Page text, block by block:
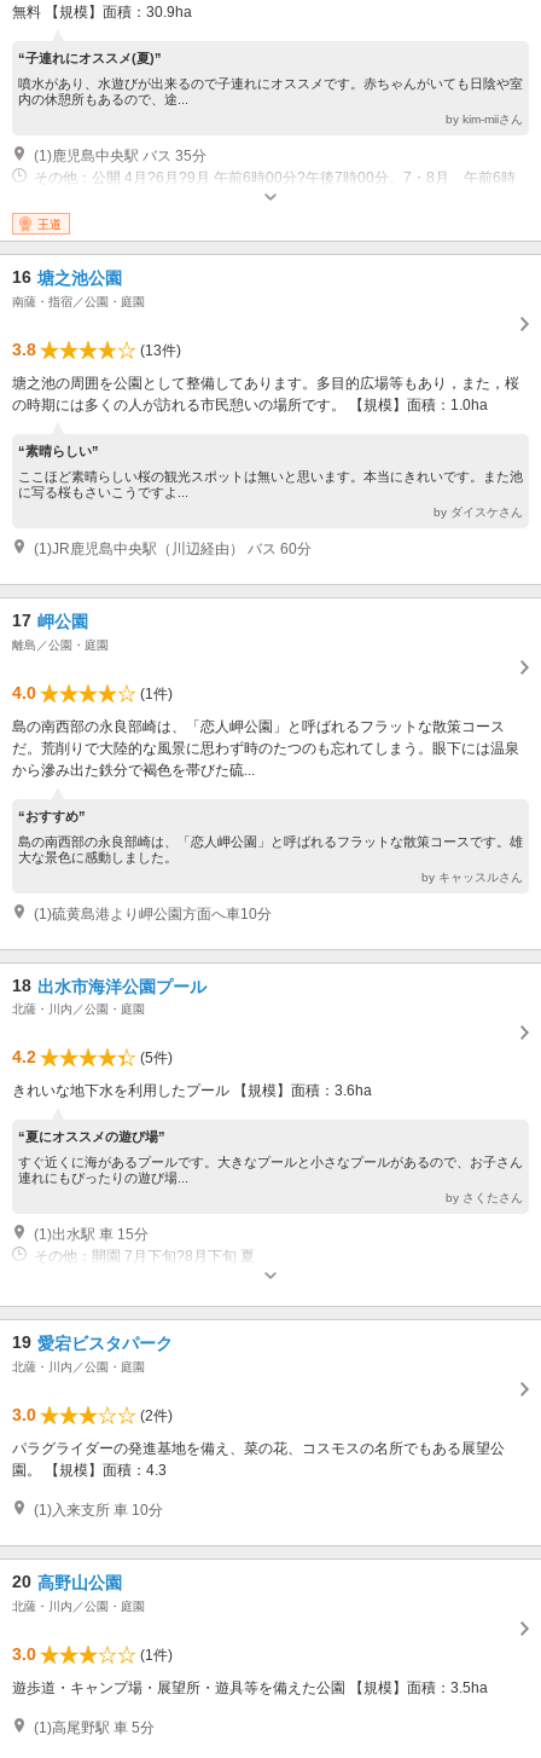
無料 【規模】面積：30.9ha
“子連れにオススメ(夏)”
噴水があり、水遊びが出来るので子連れにオススメです。赤ちゃんがいても日陰や室
内の休憩所もあるので、途...
by kim-miiさん
(1)鹿児島中央駅 バス 35分
その他：公開 4月?6月?9月 午前6時00分?午後7時00分、7・8月 午前6時
00分?午後7時30分、10月 午前6時00分?午後6時00分、11月?2月 午前7時
00分?午後5時00分、3月 午前7時00分?午後6時00分 休業 12月29日?12月
31日
王道
16 塘之池公園
南薩・指宿／公園・庭園
3.8
(13件)
塘之池の周囲を公園として整備してあります。多目的広場等もあり，また，桜
の時期には多くの人が訪れる市民憩いの場所です。 【規模】面積：1.0ha
“素晴らしい”
ここほど素晴らしい桜の観光スポットは無いと思います。本当にきれいです。また池
に写る桜もさいこうですよ...
by ダイスケさん
(1)JR鹿児島中央駅（川辺経由） バス 60分
17 岬公園
離島／公園・庭園
4.0
(1件)
島の南西部の永良部崎は、「恋人岬公園」と呼ばれるフラットな散策コース
だ。荒削りで大陸的な風景に思わず時のたつのも忘れてしまう。眼下には温泉
から滲み出た鉄分で褐色を帯びた硫...
“おすすめ”
島の南西部の永良部崎は、「恋人岬公園」と呼ばれるフラットな散策コースです。雄
大な景色に感動しました。
by キャッスルさん
(1)硫黄島港より岬公園方面へ車10分
18 出水市海洋公園プール
北薩・川内／公園・庭園
4.2
(5件)
きれいな地下水を利用したプール 【規模】面積：3.6ha
“夏にオススメの遊び場”
すぐ近くに海があるプールです。大きなプールと小さなプールがあるので、お子さん
連れにもぴったりの遊び場...
by さくたさん
(1)出水駅 車 15分
その他：開園 7月下旬?8月下旬 夏
19 愛宕ビスタパーク
北薩・川内／公園・庭園
3.0
(2件)
パラグライダーの発進基地を備え、菜の花、コスモスの名所でもある展望公
園。 【規模】面積：4.3
(1)入来支所 車 10分
20 高野山公園
北薩・川内／公園・庭園
3.0
(1件)
遊歩道・キャンプ場・展望所・遊具等を備えた公園 【規模】面積：3.5ha
(1)高尾野駅 車 5分